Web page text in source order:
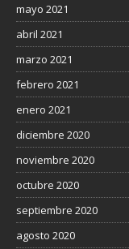
mayo 2021
abril 2021
marzo 2021
febrero 2021
enero 2021
diciembre 2020
noviembre 2020
octubre 2020
septiembre 2020
agosto 2020